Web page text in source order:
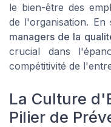
le bien-être des
de l'organisation. En
managers de la
crucial dans
compétitivité de
La Culture
Pilier de